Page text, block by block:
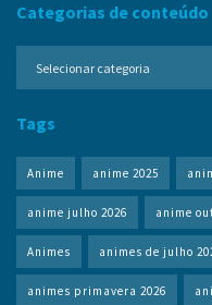
Categorias de conteúdo
Tags
Anime anime 2025
anime julho 2026 anime
Animes animes de julho
animes primavera 2026